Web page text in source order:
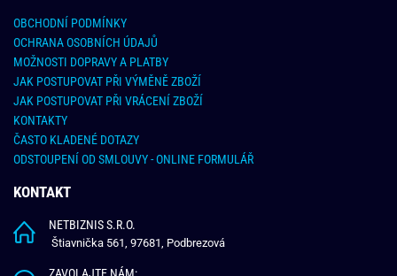
OBCHODNÍ PODMÍNKY
OCHRANA OSOBNÍCH ÚDAJŮ
MOŽNOSTI DOPRAVY A PLATBY
JAK POSTUPOVAT PŘI VÝMĚNĚ ZBOŽÍ
JAK POSTUPOVAT PŘI VRÁCENÍ ZBOŽÍ
KONTAKTY
ČASTO KLADENÉ DOTAZY
ODSTOUPENÍ OD SMLOUVY - ONLINE FORMULÁŘ
KONTAKT
NETBIZNIS S.R.O.
Štiavnička 561, 97681, Podbrezová